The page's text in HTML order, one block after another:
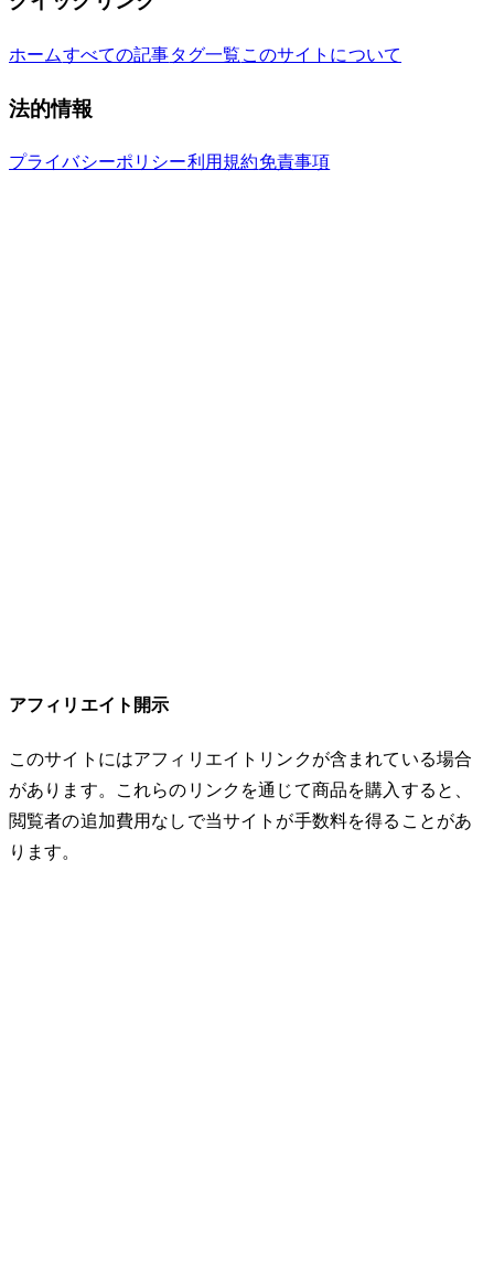
ホームすべての記事タグ一覧 このサイトについて
法的情報
プライバシーポリシー利用規約免責事項
アフィリエイト開示
このサイトにはアフィリエイトリンクが含まれている場合
があります。これらのリンクを通じて商品を購入すると、
閲覧者の追加費用なしで当サイトが手数料を得ることがあ
ります。